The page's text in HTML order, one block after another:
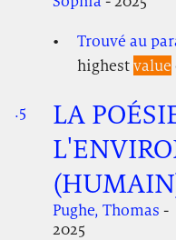
Trouvé au
highestvalue
.5
LA
Pughe, Thomas -
2025